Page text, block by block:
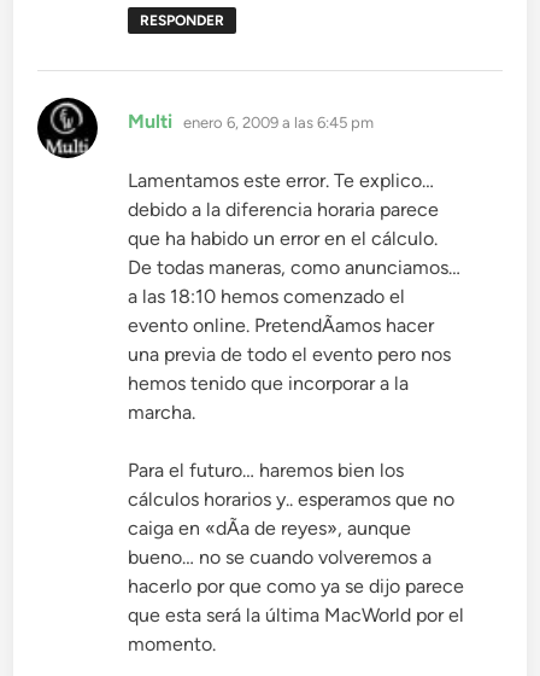
RESPONDER
Multi dice:
enero 6, 2009 a las 6:45 pm
Lamentamos este error. Te explico…
debido a la diferencia horaria parece
que ha habido un error en el cálculo.
De todas maneras, como anunciamos…
a las 18:10 hemos comenzado el
evento online. PretendÃ­amos hacer
una previa de todo el evento pero nos
hemos tenido que incorporar a la
marcha.
Para el futuro… haremos bien los
cálculos horarios y.. esperamos que no
caiga en «dÃ­a de reyes», aunque
bueno… no se cuando volveremos a
hacerlo por que como ya se dijo parece
que esta será la última MacWorld por el
momento.